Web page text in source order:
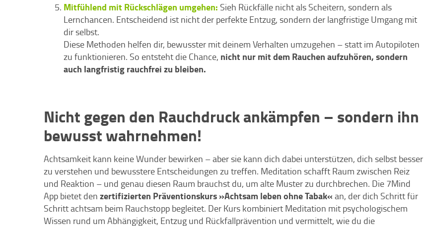
Mitfühlend mit Rückschlägen umgehen: Sieh Rückfälle nicht als Scheitern, sondern als
Lernchancen. Entscheidend ist nicht der perfekte Entzug, sondern der langfristige Umgang mit
dir selbst.
Diese Methoden helfen dir, bewusster mit deinem Verhalten umzugehen – statt im Autopiloten
zu funktionieren. So entsteht die Chance, nicht nur mit dem Rauchen aufzuhören, sondern
auch langfristig rauchfrei zu bleiben.
Nicht gegen den Rauchdruck ankämpfen – sondern ihn
bewusst wahrnehmen!
Achtsamkeit kann keine Wunder bewirken – aber sie kann dich dabei unterstützen, dich selbst besser
zu verstehen und bewusstere Entscheidungen zu treffen. Meditation schafft Raum zwischen Reiz
und Reaktion – und genau diesen Raum brauchst du, um alte Muster zu durchbrechen. Die 7Mind
App bietet den zertifizierten Präventionskurs »Achtsam leben ohne Tabak« an, der dich Schritt für
Schritt achtsam beim Rauchstopp begleitet. Der Kurs kombiniert Meditation mit psychologischem
Wissen rund um Abhängigkeit, Entzug und Rückfallprävention und vermittelt, wie du die